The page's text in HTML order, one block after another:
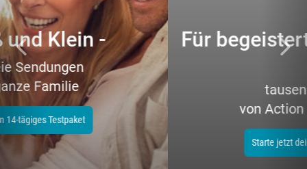
Für begeisterte Filmeliebhaber
–
tausende Topfilme
von Action bis Zeichentrick
Starte jetzt dein 14-tägiges Testpaket